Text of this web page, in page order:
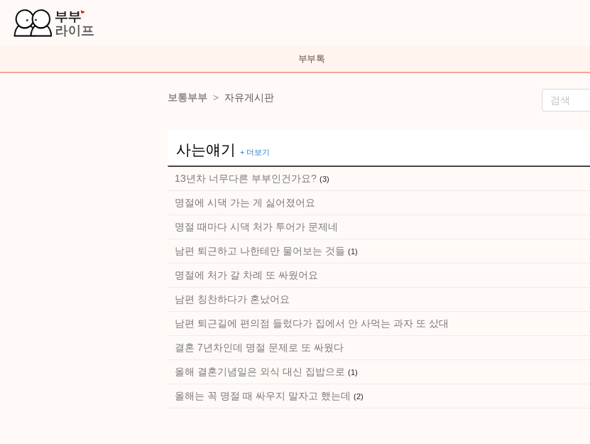
부부톡
보통부부 > 자유게시판
사는얘기 + 더보기
13년차 너무다른 부부인건가요? (3)
명절에 시댁 가는 게 싫어졌어요
명절 때마다 시댁 처가 투어가 문제네
남편 퇴근하고 나한테만 물어보는 것들 (1)
명절에 처가 갈 차례 또 싸웠어요
남편 칭찬하다가 혼났어요
남편 퇴근길에 편의점 들렀다가 집에서 안 사먹는 과자 또 샀대
결혼 7년차인데 명절 문제로 또 싸웠다
올해 결혼기념일은 외식 대신 집밥으로 (1)
올해는 꼭 명절 때 싸우지 말자고 했는데 (2)